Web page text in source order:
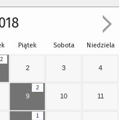
Piątek Sobota Niedziela
2
2 3 4
2
9 10 11
1